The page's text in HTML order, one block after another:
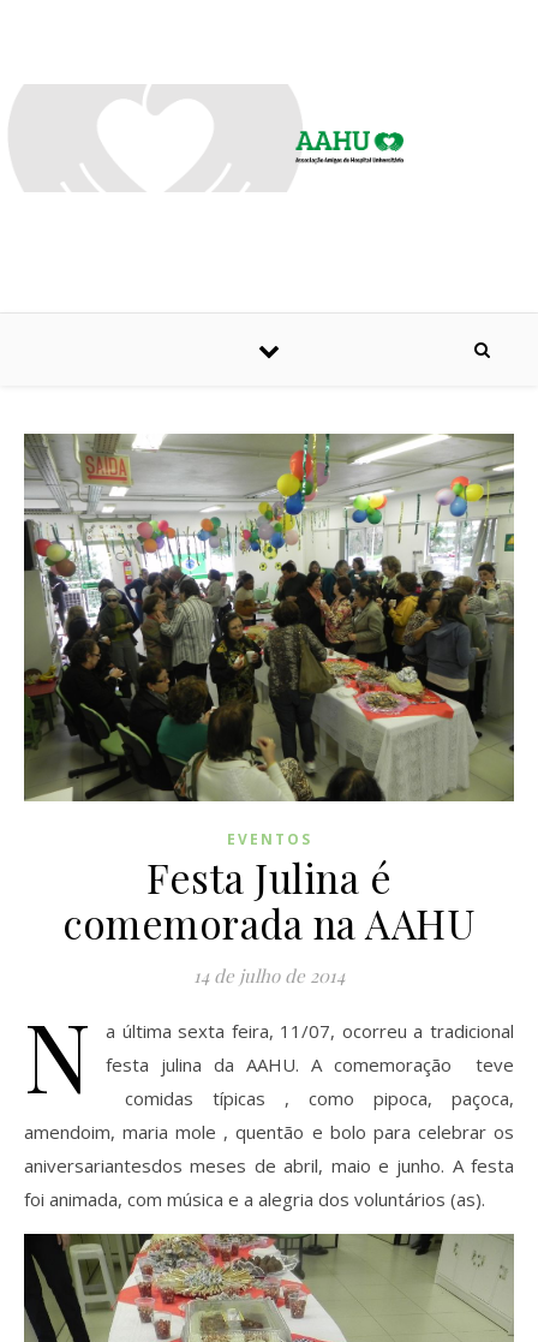
EVENTOS
Festa Julina é
comemorada na AAHU
14 de julho de 2014
N
a última sexta feira, 11/07, ocorreu a tradicional
festa julina da AAHU. A comemoração teve
comidas típicas , como pipoca, paçoca,
amendoim, maria mole , quentão e bolo para celebrar os
aniversariantesdos meses de abril, maio e junho. A festa
foi animada, com música e a alegria dos voluntários (as).